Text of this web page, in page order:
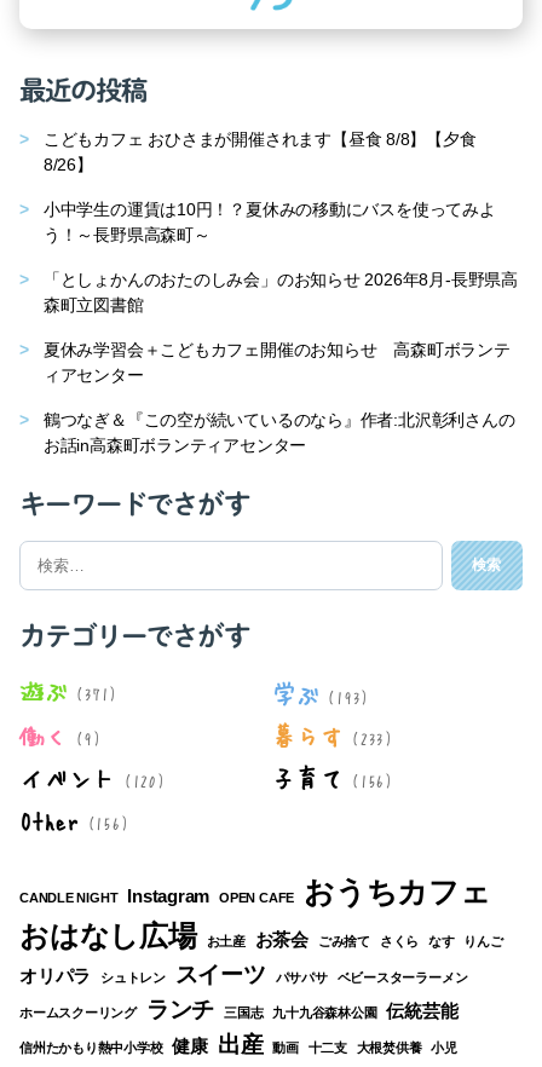
最近の投稿
こどもカフェ おひさまが開催されます【昼食 8/8】【夕食
8/26】
小中学生の運賃は10円！？夏休みの移動にバスを使ってみよ
う！～長野県高森町～
「としょかんのおたのしみ会」のお知らせ 2026年8月-長野県高
森町立図書館
夏休み学習会＋こどもカフェ開催のお知らせ 高森町ボランテ
ィアセンター
鶴つなぎ＆『この空が続いているのなら』作者:北沢彰利さんの
お話in高森町ボランティアセンター
キーワードでさがす
検
対
象:
カテゴリーでさがす
遊ぶ (371) 学ぶ (193)
働く (9) 暮らす (233)
イベント (120) 子育て (156)
Other(156)
CANDLE NIGHT Instagram OPEN CAFE おうちカフェ
おはなし広場 お土産 お茶会 ごみ捨て さくら なす りんご
オリパラ シュトレン スイーツ パサパサ ベビースターラーメン
ホームスクーリング ランチ 三国志 九十九谷森林公園 伝統芸能
信州たかもり熱中小学校 健康 出産 動画 十二支 大根焚供養 小児